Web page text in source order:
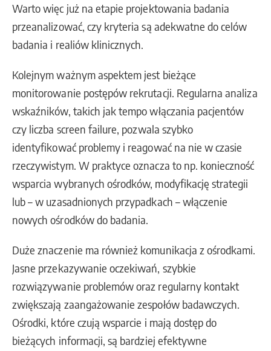
Warto więc już na etapie projektowania badania
przeanalizować, czy kryteria są adekwatne do celów
badania i realiów klinicznych.
Kolejnym ważnym aspektem jest bieżące
monitorowanie postępów rekrutacji. Regularna analiza
wskaźników, takich jak tempo włączania pacjentów
czy liczba screen failure, pozwala szybko
identyfikować problemy i reagować na nie w czasie
rzeczywistym. W praktyce oznacza to np. konieczność
wsparcia wybranych ośrodków, modyfikację strategii
lub – w uzasadnionych przypadkach – włączenie
nowych ośrodków do badania.
Duże znaczenie ma również komunikacja z ośrodkami.
Jasne przekazywanie oczekiwań, szybkie
rozwiązywanie problemów oraz regularny kontakt
zwiększają zaangażowanie zespołów badawczych.
Ośrodki, które czują wsparcie i mają dostęp do
bieżących informacji, są bardziej efektywne